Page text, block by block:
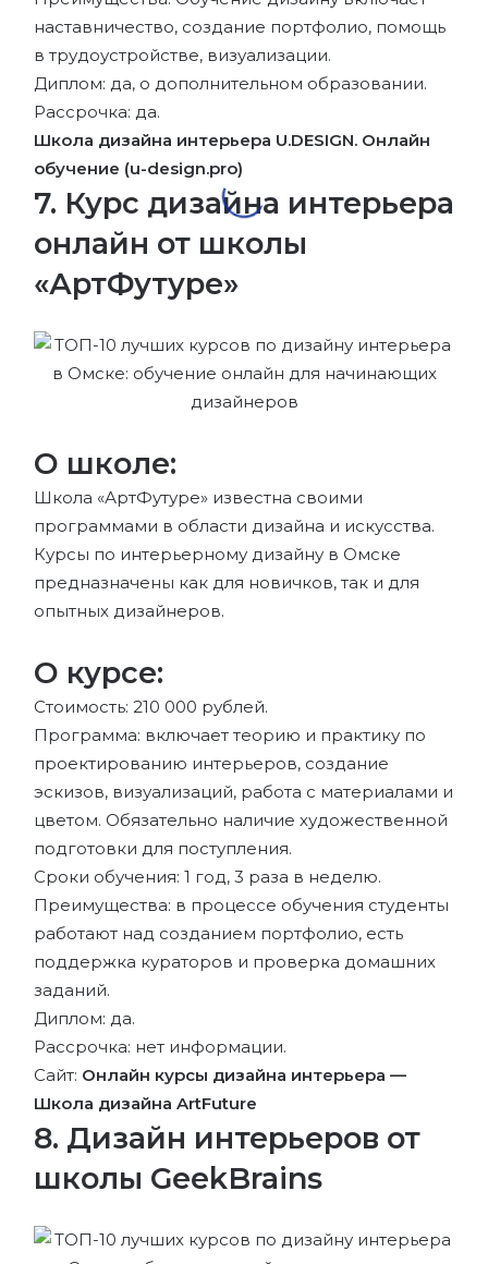
наставничество, создание портфолио, помощь
в трудоустройстве, визуализации.
Диплом: да, о дополнительном образовании.
Рассрочка: да.
Школа дизайна интерьера U.DESIGN. Онлайн
обучение (u-design.pro)
7. Курс дизайна интерьера
онлайн от школы
«АртФутуре»
О школе:
Школа «АртФутуре» известна своими
программами в области дизайна и искусства.
Курсы по интерьерному дизайну в Омске
предназначены как для новичков, так и для
опытных дизайнеров.
О курсе:
Стоимость: 210 000 рублей.
Программа: включает теорию и практику по
проектированию интерьеров, создание
эскизов, визуализаций, работа с материалами и
цветом. Обязательно наличие художественной
подготовки для поступления.
Сроки обучения: 1 год, 3 раза в неделю.
Преимущества: в процессе обучения студенты
работают над созданием портфолио, есть
поддержка кураторов и проверка домашних
заданий.
Диплом: да.
Рассрочка: нет информации.
Сайт: Онлайн курсы дизайна интерьера —
Школа дизайна ArtFuture
8. Дизайн интерьеров от
школы GeekBrains